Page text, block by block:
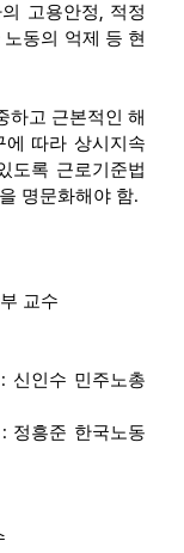
고용안정, 적정
노동의 억제 등 현
하고 근본적인 해
에 따라 상시지속
도록 근로기준법
명문화해야 함.
교수
: 신인수 민주노총
: 정흥준 한국노동